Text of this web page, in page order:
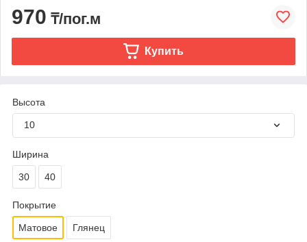
970 ₸/пог.м
Купить
Высота
10
Ширина
30 40
Покрытие
Матовое Глянец